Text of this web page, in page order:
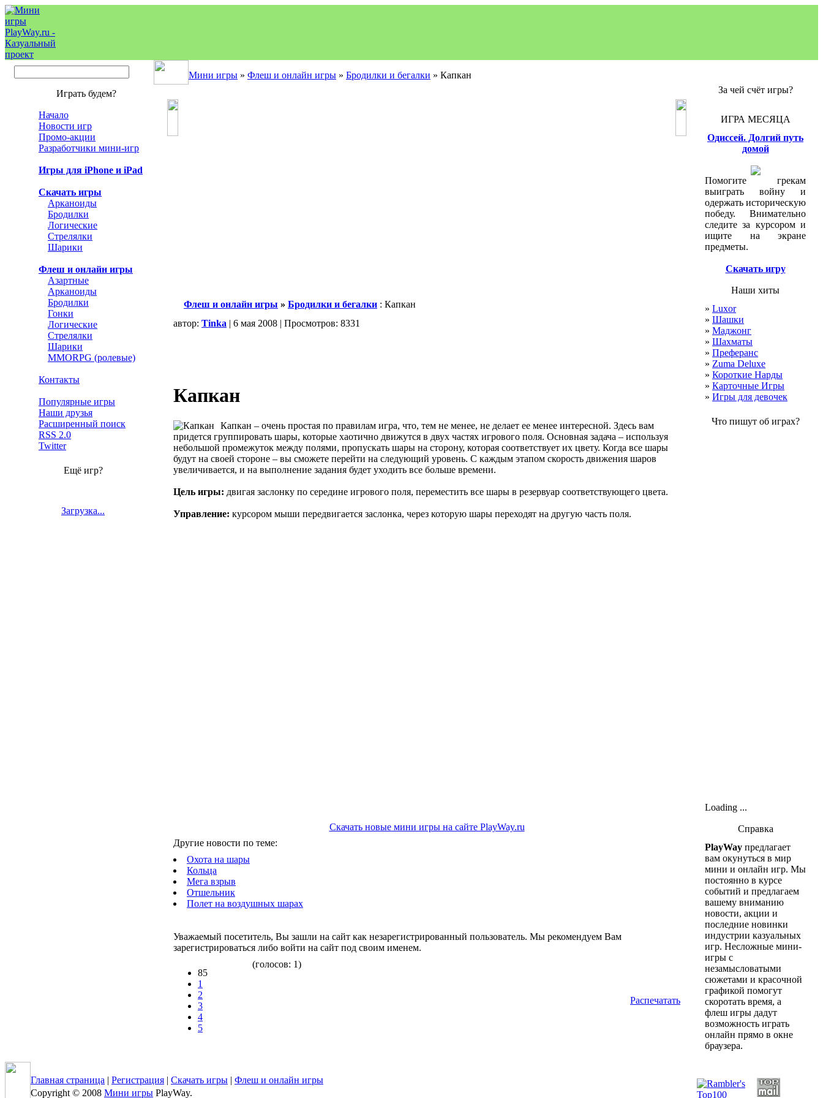
Мини игры » Флеш и онлайн игры » Бродилки и бегалки » Капкан
Играть будем?
Начало
Новости игр
Промо-акции
Разработчики мини-игр
Игры для iPhone и iPad
Скачать игры
Арканоиды
Бродилки
Логические
Стрелялки
Шарики
Флеш и онлайн игры
Азартные
Арканоиды
Бродилки
Гонки
Логические
Стрелялки
Шарики
MMORPG (ролевые)
Контакты
Популярные игры
Наши друзья
Расширенный поиск
RSS 2.0
Twitter
Ещё игр?
Загрузка...
Флеш и онлайн игры » Бродилки и бегалки : Капкан
автор: Tinka | 6 мая 2008 | Просмотров: 8331
Капкан
Капкан – очень простая по правилам игра, что, тем не менее, не делает ее менее интересной. Здесь вам
придется группировать шары, которые хаотично движутся в двух частях игрового поля. Основная задача – используя
небольшой промежуток между полями, пропускать шары на сторону, которая соответствует их цвету. Когда все шары
будут на своей стороне – вы сможете перейти на следующий уровень. С каждым этапом скорость движения шаров
увеличивается, и на выполнение задания будет уходить все больше времени.
Цель игры: двигая заслонку по середине игрового поля, переместить все шары в резервуар соответствующего цвета.
Управление: курсором мыши передвигается заслонка, через которую шары переходят на другую часть поля.
Скачать новые мини игры на сайте PlayWay.ru
Другие новости по теме:
Охота на шары
Кольца
Мега взрыв
Отшельник
Полет на воздушных шарах
Уважаемый посетитель, Вы зашли на сайт как незарегистрированный пользователь. Мы рекомендуем Вам
зарегистрироваться либо войти на сайт под своим именем.
85
1
2
3
4
5
(голосов: 1)
Распечатать
За чей счёт игры?
ИГРА МЕСЯЦА
Одиссей. Долгий путь
домой
Помогите грекам
выиграть войну и
одержать историческую
победу. Внимательно
следите за курсором и
ищите на экране
предметы.
Скачать игру
Наши хиты
» Luxor
» Шашки
» Маджонг
» Шахматы
» Преферанс
» Zuma Deluxe
» Короткие Нарды
» Карточные Игры
» Игры для девочек
Что пишут об играх?
Loading ...
Справка
PlayWay предлагает
вам окунуться в мир
мини и онлайн игр. Мы
постоянно в курсе
событий и предлагаем
вашему вниманию
новости, акции и
последние новинки
индустрии казуальных
игр. Несложные мини-
игры с
незамысловатыми
сюжетами и красочной
графикой помогут
скоротать время, а
флеш игры дадут
возможность играть
онлайн прямо в окне
браузера.
Главная страница | Регистрация | Скачать игры | Флеш и онлайн игры
Copyright © 2008 Мини игры PlayWay.